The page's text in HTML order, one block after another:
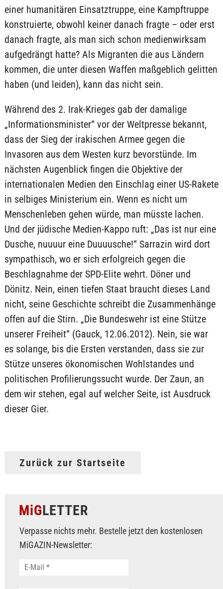
einer humanitären Einsatztruppe, eine Kampftruppe
konstruierte, obwohl keiner danach fragte – oder erst
danach fragte, als man sich schon medienwirksam
aufgedrängt hatte? Als Migranten die aus Ländern
kommen, die unter diesen Waffen maßgeblich gelitten
haben (und leiden), kann das nicht sein.
Während des 2. Irak-Krieges gab der damalige
„Informationsminister“ vor der Weltpresse bekannt,
dass der Sieg der irakischen Armee gegen die
Invasoren aus dem Westen kurz bevorstünde. Im
nächsten Augenblick fingen die Objektive der
internationalen Medien den Einschlag einer US-Rakete
in selbiges Ministerium ein. Wenn es nicht um
Menschenleben gehen würde, man müsste lachen.
Und der jüdische Medien-Kappo ruft: „Das ist nur eine
Dusche, nuuuur eine Duuuusche!“ Sarrazin wird dort
sympathisch, wo er sich erfolgreich gegen die
Beschlagnahme der SPD-Elite wehrt. Döner und
Dönitz. Nein, einen tiefen Staat braucht dieses Land
nicht, seine Geschichte schreibt die Zusammenhänge
offen auf die Stirn. „Die Bundeswehr ist eine Stütze
unserer Freiheit“ (Gauck, 12.06.2012). Nein, sie war
es solange, bis die Ersten verstanden, dass sie zur
Stütze unseres ökonomischen Wohlstandes und
politischen Profilierungssucht wurde. Der Zaun, an
dem wir stehen, egal auf welcher Seite, ist Ausdruck
dieser Gier.
Zurück zur Startseite
MiGLETTER
Verpasse nichts mehr. Bestelle jetzt den kostenlosen
MiGAZIN-Newsletter: